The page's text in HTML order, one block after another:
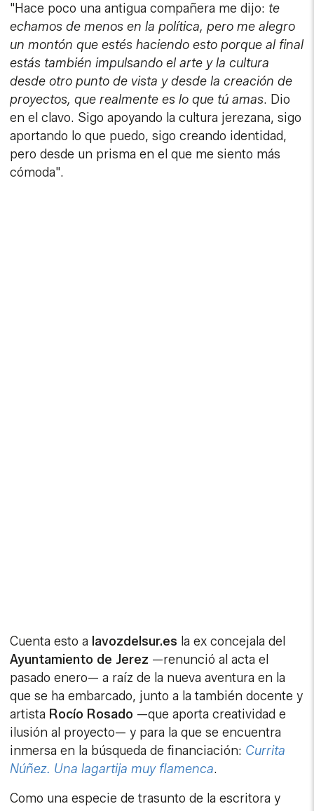
"Hace poco una antigua compañera me dijo: te
echamos de menos en la política, pero me alegro
un montón que estés haciendo esto porque al final
estás también impulsando el arte y la cultura
desde otro punto de vista y desde la creación de
proyectos, que realmente es lo que tú amas. Dio
en el clavo. Sigo apoyando la cultura jerezana, sigo
aportando lo que puedo, sigo creando identidad,
pero desde un prisma en el que me siento más
cómoda".
Cuenta esto a lavozdelsur.es la ex concejala del
Ayuntamiento de Jerez —renunció al acta el
pasado enero— a raíz de la nueva aventura en la
que se ha embarcado, junto a la también docente y
artista Rocío Rosado —que aporta creatividad e
ilusión al proyecto— y para la que se encuentra
inmersa en la búsqueda de financiación: Currita
Núñez. Una lagartija muy flamenca.
Como una especie de trasunto de la escritora y